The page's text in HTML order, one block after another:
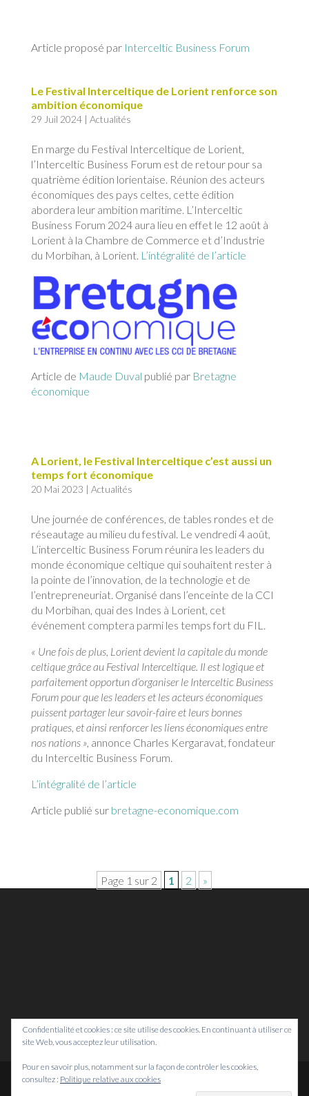
Article proposé par Interceltic Business Forum
Le Festival Interceltique de Lorient renforce son
ambition économique
29 Juil 2024| Actualités
En marge du Festival Interceltique de Lorient,
l’Interceltic Business Forum est de retour pour sa
quatrième édition lorientaise. Réunion des acteurs
économiques des pays celtes, cette édition
abordera leur ambition maritime. L’Interceltic
Business Forum 2024 aura lieu en effet le 12 août à
Lorient à la Chambre de Commerce et d’Industrie
du Morbihan, à Lorient. L’intégralité de l’article
Article de Maude Duval publié par Bretagne
économique
A Lorient, le Festival Interceltique c’est aussi un
temps fort économique
20 Mai 2023 | Actualités
Une journée de conférences, de tables rondes et de
réseautage au milieu du festival. Le vendredi 4 août,
L’interceltic Business Forum réunira les leaders du
monde économique celtique qui souhaitent rester à
la pointe de l’innovation, de la technologie et de
l’entrepreneuriat. Organisé dans l’enceinte de la CCI
du Morbihan, quai des Indes à Lorient, cet
événement comptera parmi les temps fort du FIL.
« Une fois de plus, Lorient devient la capitale du monde
celtique grâce au Festival Interceltique. Il est logique et
parfaitement opportun d’organiser le Interceltic Business
Forum pour que les leaders et les acteurs économiques
puissent partager leur savoir-faire et leurs bonnes
pratiques, et ainsi renforcer les liens économiques entre
nos nations », annonce Charles Kergaravat, fondateur
du Interceltic Business Forum.
L’intégralité de l’article
Article publié sur bretagne-economique.com
Page 1 sur 2 1 2 »
Confidentialité et cookies : ce site utilise des cookies. En continuant à utiliser ce
site Web, vous acceptez leur utilisation.
Pour en savoir plus, notamment sur la façon de contrôler les cookies,
consultez : Politique relative aux cookies